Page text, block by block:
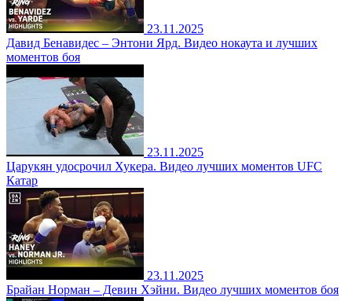
23.11.2025
Давид Бенавидес – Энтони Ярд. Видео нокаута и лучших
моментов боя
23.11.2025
Царукян удосрочил Хукера. Видео лучших моментов UFC
Катар
23.11.2025
Брайан Норман – Девин Хэйни. Видео лучших моментов боя